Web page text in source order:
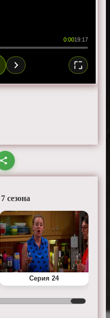
0:0019:17
сезона
Серия 24